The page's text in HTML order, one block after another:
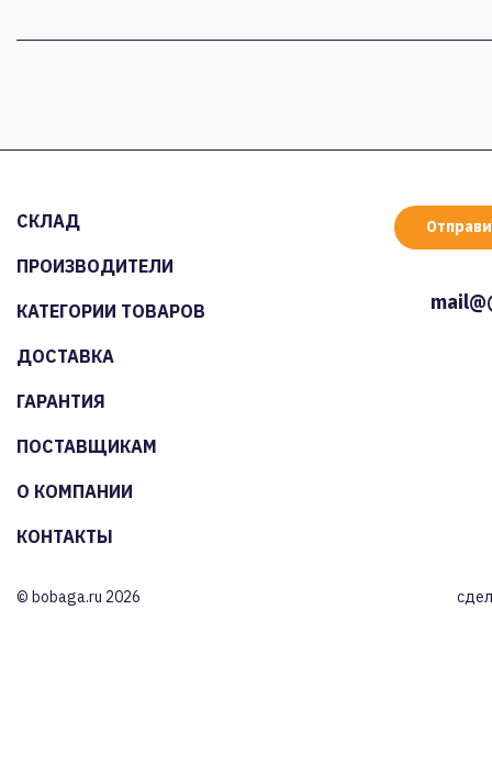
СКЛАД
ПРОИЗВОДИТЕЛИ
КАТЕГОРИИ ТОВАРОВ
ДОСТАВКА
ГАРАНТИЯ
ПОСТАВЩИКАМ
О КОМПАНИИ
КОНТАКТЫ
© bobaga.ru 2026